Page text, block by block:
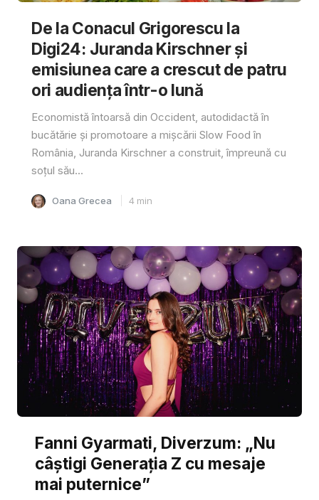
De la Conacul Grigorescu la
Digi24: Juranda Kirschner și
emisiunea care a crescut de patru
ori audiența într-o lună
Economistă întoarsă din Occident, autodidactă în
bucătărie și promotoare a mișcării Slow Food în
România, Juranda Kirschner a construit, împreună cu
soțul său...
Oana Grecea 4 min
Fanni Gyarmati, Diverzum: „Nu
câștigi Generația Z cu mesaje
mai puternice”